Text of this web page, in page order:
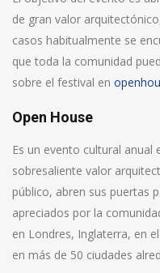
de gran valor
casos habitualmente se
que toda la comunidad
sobre el festival en
Open House
Es un evento cultural
sobresaliente valor
público, abren sus puertas
apreciados por la
en Londres, Inglaterra, en
en más de 50 ciudades